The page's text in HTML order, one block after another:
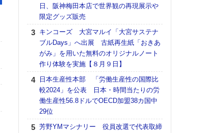
日、阪神梅田本店で世界観の再現展示や
限定グッズ販売
キンコーズ 大宮マルイ「大宮サステナ
ブルDays」へ出展 古紙再生紙「おきあ
がみ」を用いた無料のオリジナルノート
作り体験を実施【８月９日】
日本生産性本部 「労働生産性の国際比
較2024」を公表 日本・時間当たりの労
働生産性56.8ドルでOECD加盟38カ国中
29位
芳野YMマシナリー 役員改選で代表取締